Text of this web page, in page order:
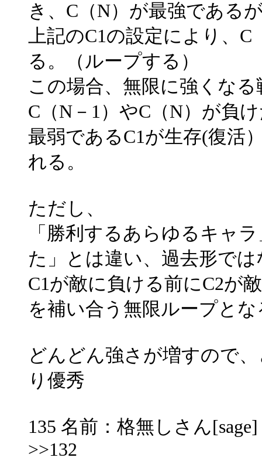
き、C（N）が最強である
上記のC1の設定により、
る。（ループする）
この場合、無限に強くな
C（N－1）やC（N）が負
最弱であるC1が生存(復活
れる。
ただし、
「勝利するあらゆるキャ
た」とは違い、過去形で
C1が敵に負ける前にC2が
を補い合う無限ループとな
どんどん強さが増すので
り優秀
135 名前：格無しさん
>>132